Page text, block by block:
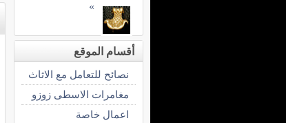
»
أقسام الموقع
نصائح للتعامل مع الاثاث
مغامرات الاسطى زوزو
اعمال خاصة